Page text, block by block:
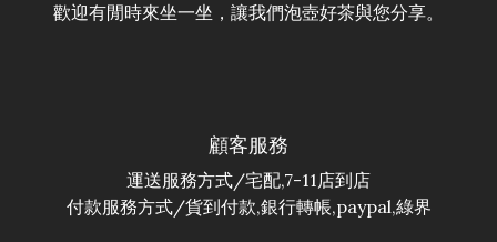
歡迎有閒時來坐一坐，讓我們泡壺好茶與您分享。
顧客服務
運送服務方式/宅配,7-11店到店
付款服務方式/貨到付款,銀行轉帳,paypal,綠界